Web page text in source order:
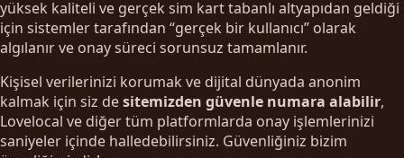
yüksek kaliteli ve gerçek sim kart tabanlı altyapıdan geldiği
için sistemler tarafından “gerçek bir kullanıcı” olarak
algılanır ve onay süreci sorunsuz tamamlanır.
Kişisel verilerinizi korumak ve dijital dünyada anonim
kalmak için siz desitemizden güvenle numara alabilir,
Lovelocal ve diğer tüm platformlarda onay işlemlerinizi
saniyeler içinde halledebilirsiniz. Güvenliğiniz bizim